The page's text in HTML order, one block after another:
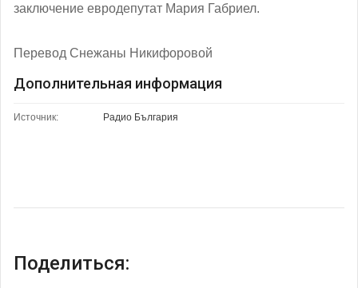
заключение евродепутат Мария Габриел.
Перевод Снежаны Никифоровой
Дополнительная информация
Источник: Радио България
Поделиться: